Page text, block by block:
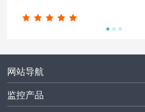
网站导航
监控产品